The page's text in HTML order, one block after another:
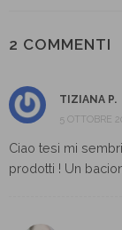
2 COMMENTI
TIZIANA P.
5 OTTOBRE
Ciao tesi mi
prodotti ! Un